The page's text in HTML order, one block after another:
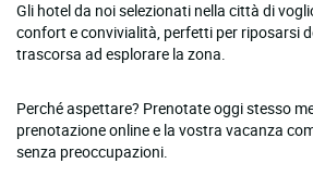
Gli hotel da noi selezionati nella città di
confort e convivialità, perfetti per riposarsi
trascorsa ad esplorare la zona.
Perché aspettare? Prenotate oggi stesso
prenotazione online e la vostra vacanza
senza preoccupazioni.